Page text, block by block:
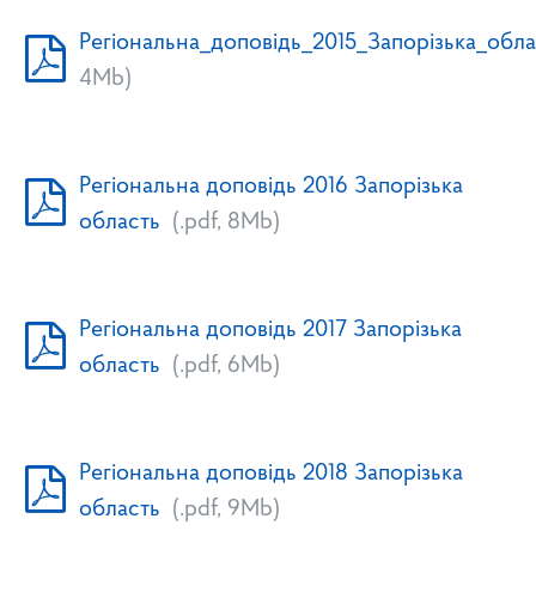
4Mb)
Регіональна доповідь 2016 Запорізька
область (.pdf, 8Mb)
Регіональна доповідь 2017 Запорізька
область (.pdf, 6Mb)
Регіональна доповідь 2018 Запорізька
область (.pdf, 9Mb)